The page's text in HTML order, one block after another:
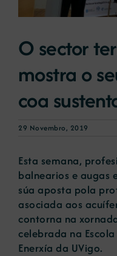
Portal de emprego
O sector
mostra o
coa
29 Novembro, 2019
Esta semana,
balnearios e augas
súa aposta pola
asociada aos
contorna na
celebrada na
Enerxía da UVigo.